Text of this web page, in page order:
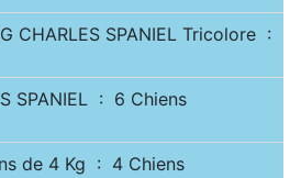
CHARLES SPANIEL Tricolore : 3
SPANIEL : 6 Chiens
de 4 Kg : 4 Chiens